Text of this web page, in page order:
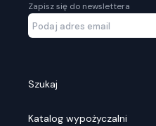
Zapisz się do newslettera
Szukaj
Katalog wypożyczalni